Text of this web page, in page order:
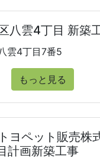
八雲4丁目 新築
雲4丁目7番5
もっと見る
ヨペット販売株
計画新築工事